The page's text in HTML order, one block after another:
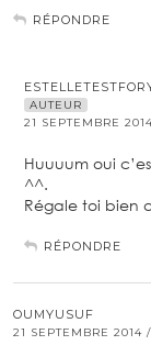
RÉPONDRE
AUTEUR
21 SEPTEMBRE
Huuuum oui
^^.
Régale toi bien
RÉPONDRE
OUMYUSUF
21 SEPTEMBRE 2014